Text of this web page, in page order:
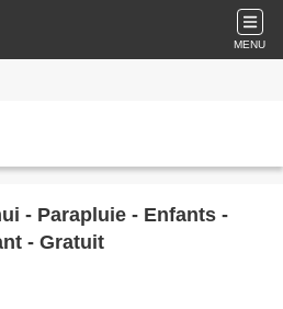
MENU
- Parapluie - Enfants -
- Gratuit